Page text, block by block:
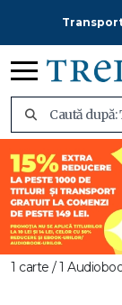
1 carte / 1